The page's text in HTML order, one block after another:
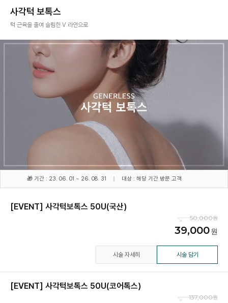
사각턱 보톡스
턱 근육을 줄여 슬림한 V 라인으로
🎁 기간 : 23. 06. 01 ~ 26. 08. 31 대상 : 해당 기간 방문 고객
[EVENT] 사각턱보톡스 50U(국산)
50,000
39,000
시술 자세히 시술 담기
[EVENT] 사각턱보톡스 50U(코어톡스)
137,000